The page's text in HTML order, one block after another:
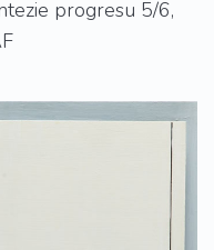
progresu 5/6,